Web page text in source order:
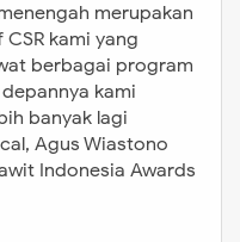
merupakan
kami yang
berbagai program
kami
banyak lagi
Agus Wiastono
Indonesia Awards